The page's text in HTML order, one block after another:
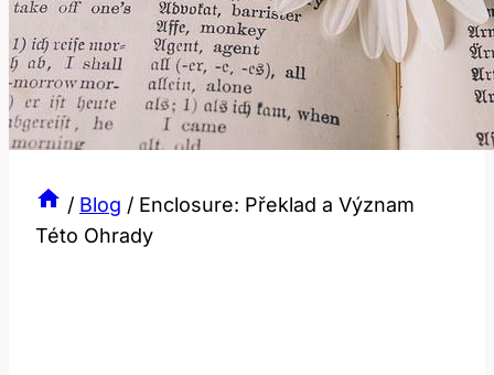
/ Blog / Enclosure: Překlad a Význam
Této Ohrady